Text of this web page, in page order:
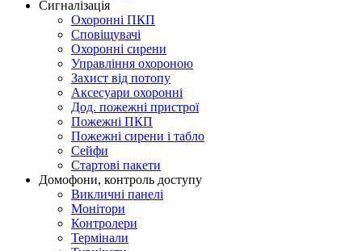
Сигналізація
Охоронні ПКП
Сповіщувачі
Охоронні сирени
Управління охороною
Захист від потопу
Аксесуари охоронні
Дод. пожежні пристрої
Пожежні ПКП
Пожежні сирени і табло
Сейфи
Стартові пакети
Домофони, контроль доступу
Викличні панелі
Монітори
Контролери
Термінали